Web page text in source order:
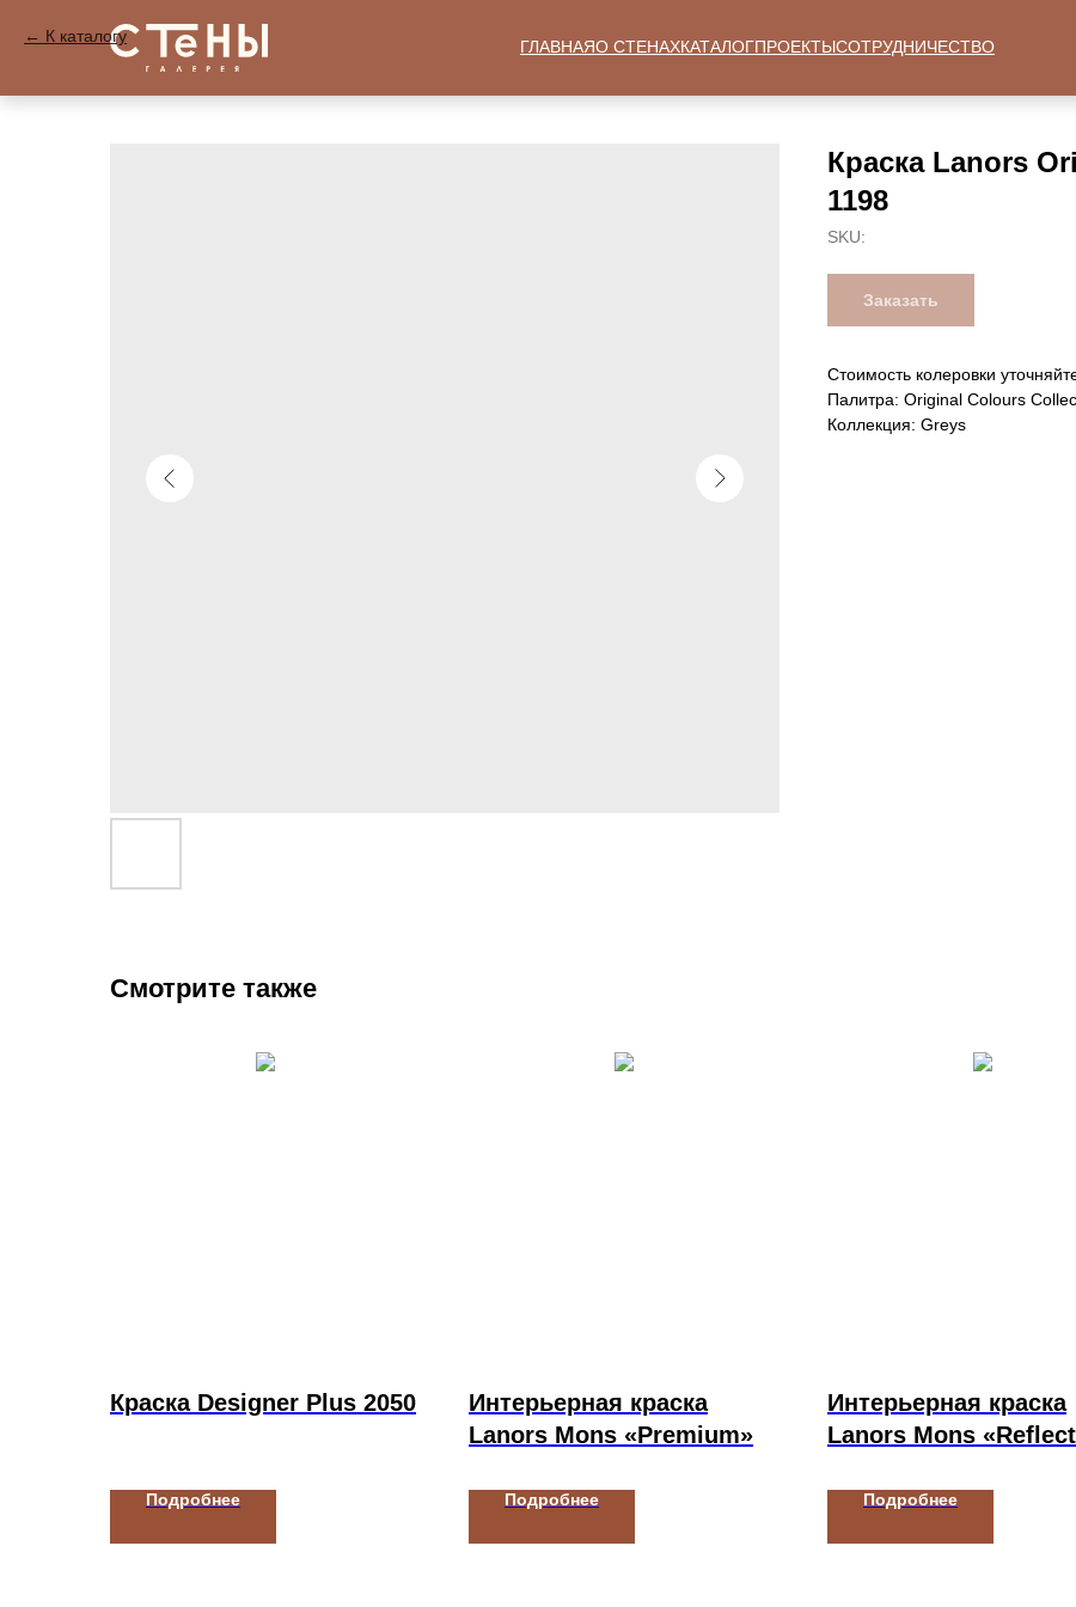
К каталогу
Краска Lanors
1198
SKU:
Заказать
Стоимость колеровки
Палитра: Original Colours
Коллекция: Greys
Смотрите также
Краска Designer Plus 2050
Подробнее
Интерьерная краска
Lanors Mons «Premium»
Подробнее
Интерьерная краска
Lanors Mons
Подробнее
ГЛАВНАЯО СТЕНАХКАТАЛОГПРОЕКТЫСОТРУДНИЧЕСТВО